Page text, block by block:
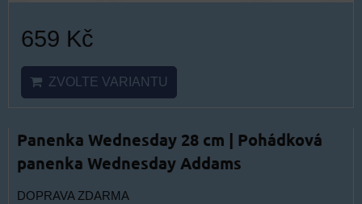
659 Kč
ZVOLTE VARIANTU
Panenka Wednesday 28 cm | Pohádková
panenka Wednesday Addams
DOPRAVA ZDARMA